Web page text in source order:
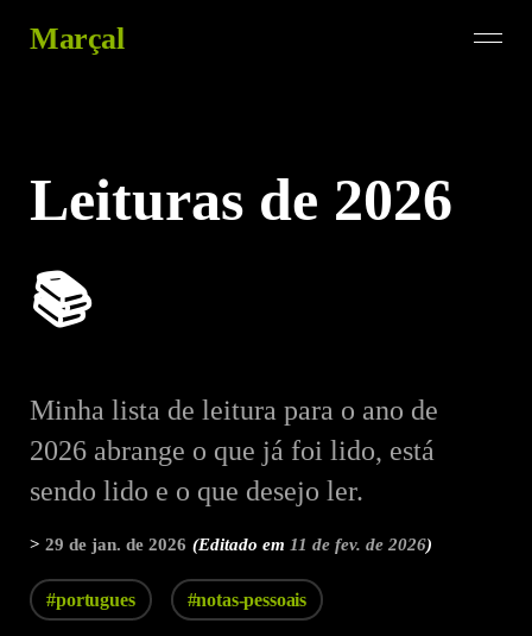
Marçal
Leituras de 2026
📚
Minha lista de leitura para o ano de
2026 abrange o que já foi lido, está
sendo lido e o que desejo ler.
>29 de jan. de 2026 (Editado em 11 de fev. de 2026)
#portugues #notas-pessoais